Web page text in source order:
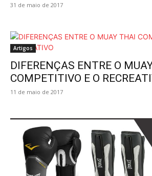
31 de maio de 2017
Artigos
DIFERENÇAS ENTRE O
COMPETITIVO E O
11 de maio de 2017